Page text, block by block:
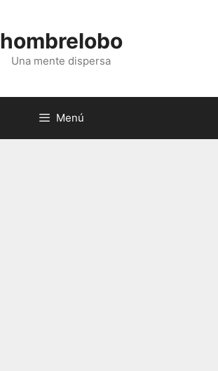
hombrelobo
Una mente dispersa
Menú